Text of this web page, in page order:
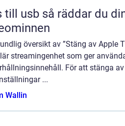
räddar du dina gamla
översikt av ”Stäng av Apple
streamingenhet som ger
För att stänga
...
Wallin